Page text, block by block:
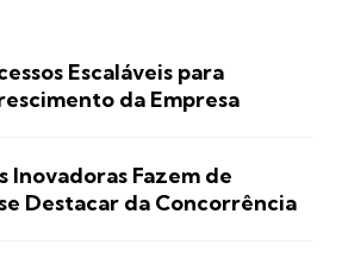
Escaláveis para
da Empresa
Inovadoras Fazem de
Destacar da Concorrência